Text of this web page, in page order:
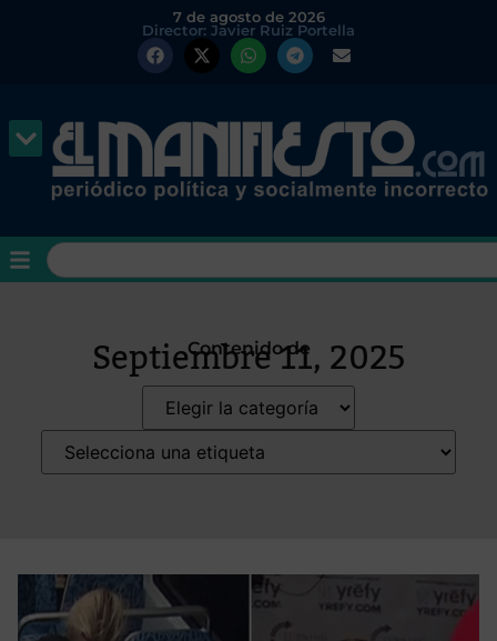
7 de agosto de 2026
Director: Javier Ruiz Portella
Contenido de
Septiembre 11, 2025